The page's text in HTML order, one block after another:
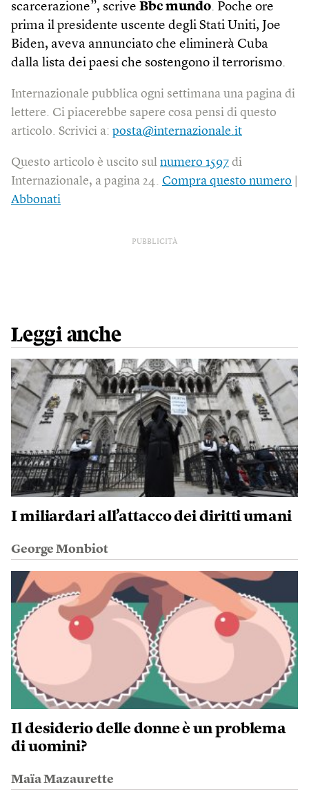
scarcerazione”, scrive Bbc mundo. Poche ore
prima il presidente uscente degli Stati Uniti, Joe
Biden, aveva annunciato che eliminerà Cuba
dalla lista dei paesi che sostengono il terrorismo.
Internazionale pubblica ogni settimana una pagina di
lettere. Ci piacerebbe sapere cosa pensi di questo
articolo. Scrivici a: posta@internazionale.it
Questo articolo è uscito sul numero 1597 di
Internazionale, a pagina 24. Compra questo numero
Abbonati
PUBBLICITÀ
Leggi anche
I miliardari all’attacco dei diritti umani
George Monbiot
Il desiderio delle donne è un problema
di uomini?
Maïa Mazaurette